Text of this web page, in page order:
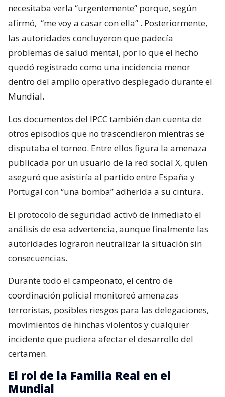
necesitaba verla “urgentemente” porque, según
afirmó, “me voy a casar con ella” . Posteriormente,
las autoridades concluyeron que padecía
problemas de salud mental, por lo que el hecho
quedó registrado como una incidencia menor
dentro del amplio operativo desplegado durante el
Mundial.
Los documentos del IPCC también dan cuenta de
otros episodios que no trascendieron mientras se
disputaba el torneo. Entre ellos figura la amenaza
publicada por un usuario de la red social X, quien
aseguró que asistiría al partido entre España y
Portugal con “una bomba” adherida a su cintura.
El protocolo de seguridad activó de inmediato el
análisis de esa advertencia, aunque finalmente las
autoridades lograron neutralizar la situación sin
consecuencias.
Durante todo el campeonato, el centro de
coordinación policial monitoreó amenazas
terroristas, posibles riesgos para las delegaciones,
movimientos de hinchas violentos y cualquier
incidente que pudiera afectar el desarrollo del
certamen.
El rol de la Familia Real en el
Mundial